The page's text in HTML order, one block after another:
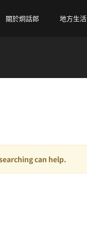
關於炯話郎 地方生活
can help.